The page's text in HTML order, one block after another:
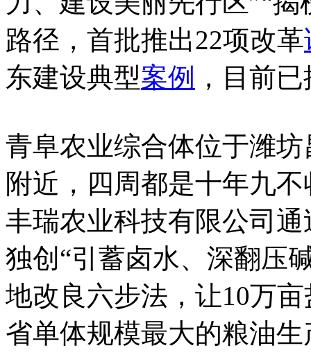
路径，首批推出22项改革
东建设典型案例 ，目前
青阜农业综合体位于潍
附近，四周都是十年九
丰瑞农业科技有限公司
独创“引蓄卤水、深翻压
地改良六步法，让10万
省单体规模最大的粮油